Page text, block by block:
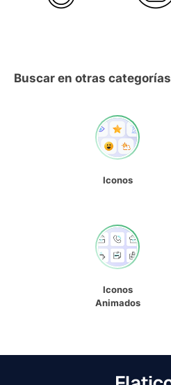
Buscar en otras categorías
Iconos
Iconos
Animados